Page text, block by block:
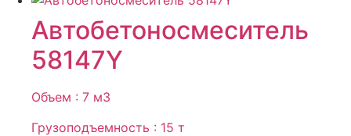
Автобетоносмеситель
58147Y
Объем : 7 м3
Грузоподъемность : 15 т